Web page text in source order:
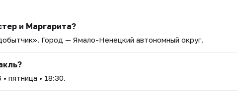
и Маргарита?
. Город — Ямало-Ненецкий автономный округ.
• пятница • 18:30.